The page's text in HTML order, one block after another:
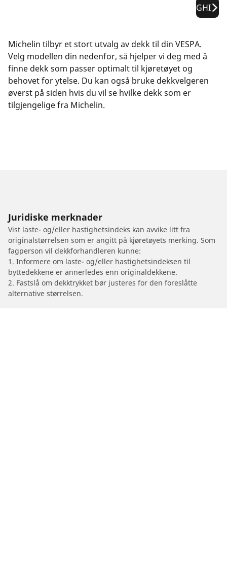
GHI
Michelin tilbyr et stort utvalg av dekk til din VESPA.
Velg modellen din nedenfor, så hjelper vi deg med å
finne dekk som passer optimalt til kjøretøyet og
behovet for ytelse. Du kan også bruke dekkvelgeren
øverst på siden hvis du vil se hvilke dekk som er
tilgjengelige fra Michelin.
Juridiske merknader
Vist laste- og/eller hastighetsindeks kan avvike litt fra
originalstørrelsen som er angitt på kjøretøyets merking. Som
fagperson vil dekkforhandleren kunne:
1. Informere om laste- og/eller hastighetsindeksen til
byttedekkene er annerledes enn originaldekkene.
2. Fastslå om dekktrykket bør justeres for den foreslåtte
alternative størrelsen.